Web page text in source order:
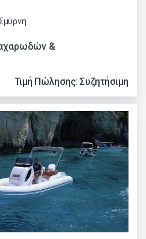
&
Τιμή Πώλησης: Συζητήσιμη